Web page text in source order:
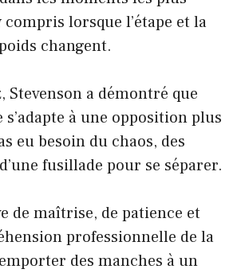
lorsque l’étape et la
changent.
Stevenson a démontré que
s’adapte à une opposition plus
eu besoin du chaos, des
fusillade pour se séparer.
de maîtrise, de patience et
professionnelle de la
des manches à un